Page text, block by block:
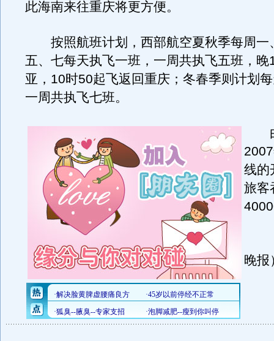
此海南来往重庆将更方便。
按照航班计划，西部航空夏秋季每周一
五、七每天执飞一班，一周共执飞五班，晚
亚，10时50起飞返回重庆；冬春季则计划
一周共执飞七班。
由
线的
旅客
晚报